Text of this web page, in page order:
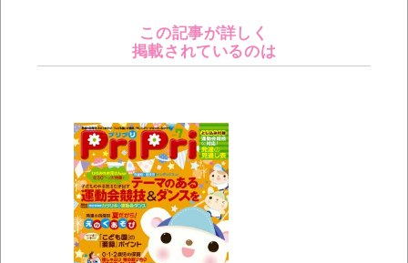
この記事が詳しく
掲載されているのは